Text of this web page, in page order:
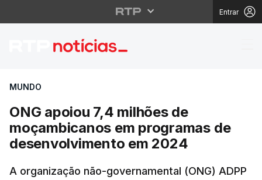
Entrar
ONG apoiou 7,4
MUNDO
ONG apoiou 7,4 milhões de
moçambicanos em programas de
desenvolvimento em 2024
A organização não-governamental (ONG) ADPP